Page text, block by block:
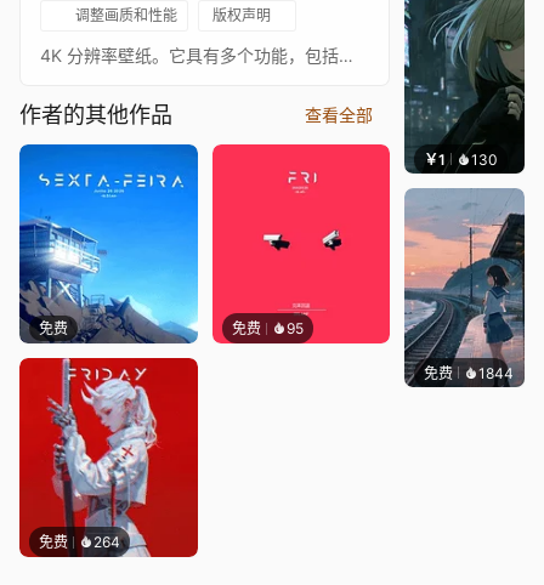
调整画质和性能 版权声明
4K 分辨率壁纸。它具有多个功能，包括：语言选项：葡萄牙语、英语、法语和日语（可能会有更多语言加入！）数据格式：切换短格式和完整格式月份格式：可选择数字格式（08/03/2025）、简写格式（08 MAR 2025）或完整格式（08 March 2025）日期顺序：切换 DD-MM-YYYY、MM-DD-YYYY 和 YYYY-MM-DD时钟：可选择隐藏时钟时间格式：可选择24小时制或12小时制AM/PM：可选择显示或隐藏AM/PM秒数：时钟显示秒数音频响应效果媒体信息可视化器**01/07/2025 - 添加自定义文本颜色 注意：翻译可能包含错误，欢迎任何反馈或建议！
作者的其他作品 查看全部
免费 免费 95
免费 264
￥1 130
免费 1844辰东